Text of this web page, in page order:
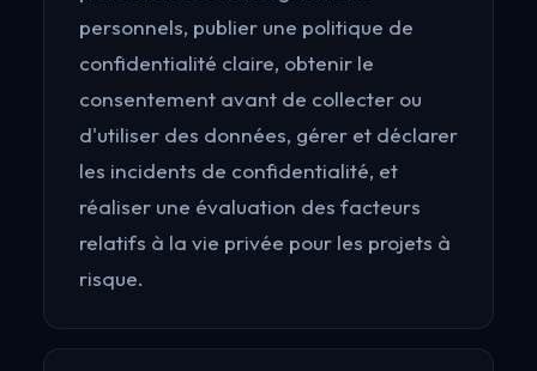
personnels, publier une politique de
confidentialité claire, obtenir le
consentement avant de collecter ou
d'utiliser des données, gérer et déclarer
les incidents de confidentialité, et
réaliser une évaluation des facteurs
relatifs à la vie privée pour les projets à
risque.